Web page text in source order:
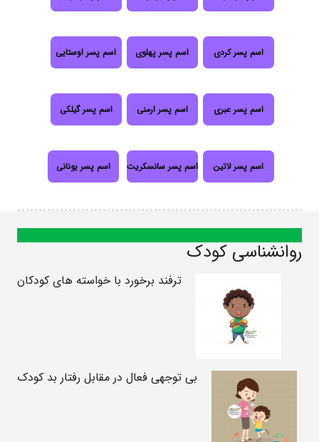
اسم پسر کردی اسم پسر پهلوی اسم پسر اوستایی
اسم پسر عبری اسم پسر ارمنی اسم پسر گیلکی
اسم پسر لاتین اسم پسر سانسکریت اسم پسر یونانی
روانشناسی کودک
ترفند برخورد با خواسته های کودکان
بی توجهی فعال در مقابل رفتار بد کودک